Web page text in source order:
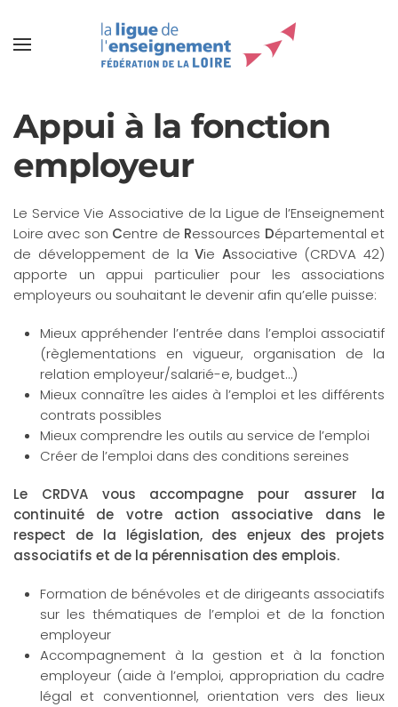
Appui à la fonction
employeur
Le Service Vie Associative de la Ligue de l’Enseignement
Loire avec son Centre de Ressources Départemental et
de développement de laVie Associative (CRDVA 42)
apporte un appui particulier pour les associations
employeurs ou souhaitant le devenir afin qu’elle puisse:
Mieux appréhender l’entrée dans l’emploi associatif
(règlementations en vigueur, organisation de la
relation employeur/salarié-e, budget…)
Mieux connaître les aides à l’emploi et les différents
contrats possibles
Mieux comprendre les outils au service de l’emploi
Créer de l’emploi dans des conditions sereines
Le CRDVA vous accompagne pour assurer la
continuité de votre action associative dans le
respect de la législation, des enjeux des projets
associatifs et de la pérennisation des emplois.
Formation de bénévoles et de dirigeants associatifs
sur les thématiques de l’emploi et de la fonction
employeur
Accompagnement à la gestion et à la fonction
employeur (aide à l’emploi, appropriation du cadre
légal et conventionnel, orientation vers des lieux